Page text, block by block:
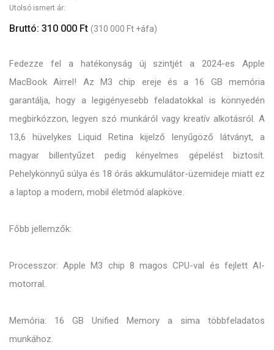
Utolsó ismert ár:
Bruttó: 310 000 Ft (310 000 Ft +áfa)
Fedezze fel a hatékonyság új szintjét a 2024-es Apple
MacBook Airrel! Az M3 chip ereje és a 16 GB memória
garantálja, hogy a legigényesebb feladatokkal is könnyedén
megbirkózzon, legyen szó munkáról vagy kreatív alkotásról. A
13,6 hüvelykes Liquid Retina kijelző lenyűgöző látványt, a
magyar billentyűzet pedig kényelmes gépelést biztosít.
Pehelykönnyű súlya és 18 órás akkumulátor-üzemideje miatt ez
a laptop a modern, mobil életmód alapköve.
Főbb jellemzők:
Processzor: Apple M3 chip 8 magos CPU-val és fejlett AI-
motorral.
Memória: 16 GB Unified Memory a sima többfeladatos
munkához.